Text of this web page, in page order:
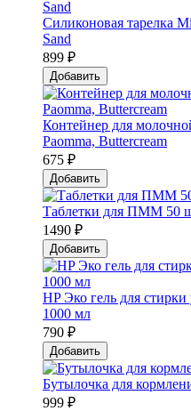
Силиконовая тарелка
Sand
899 ₽
Добавить
Контейнер для
Paomma, Buttercream
675 ₽
Добавить
Таблетки для ПММ 50
1490 ₽
Добавить
HP Эко гель для
1000 мл
790 ₽
Добавить
Бутылочка для
999 ₽